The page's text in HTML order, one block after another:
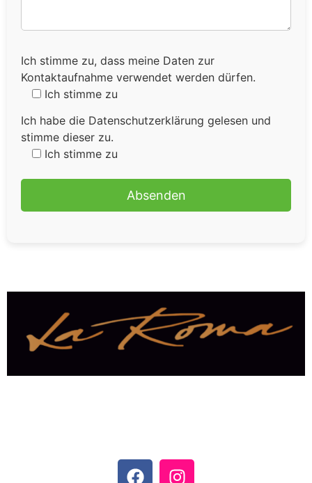
Ich stimme zu, dass meine Daten zur
Kontaktaufnahme verwendet werden dürfen.
Ich stimme zu
Ich habe die Datenschutzerklärung gelesen und
stimme dieser zu.
Ich stimme zu